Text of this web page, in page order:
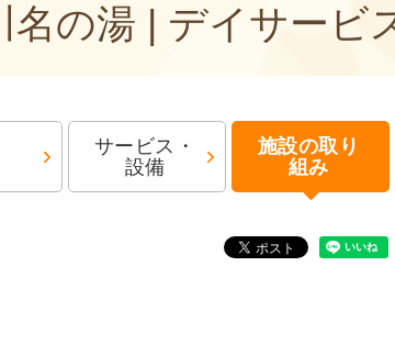
の湯 | デイサービ
サービス・
設備
施設の取り
組み